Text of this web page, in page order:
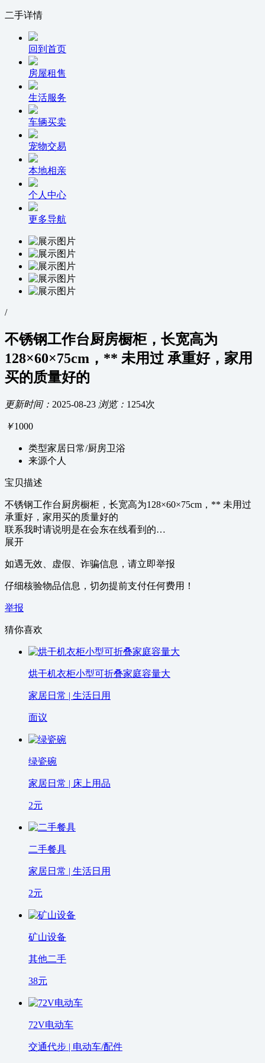
二手详情
回到首页
房屋租售
生活服务
车辆买卖
宠物交易
本地相亲
个人中心
更多导航
/
不锈钢工作台厨房橱柜，长宽高为
128×60×75cm，** 未用过 承重好，家用
买的质量好的
更新时间： 2025-08-23 浏览： 1254次
￥1000
类型家居日常/厨房卫浴
来源个人
宝贝描述
不锈钢工作台厨房橱柜，长宽高为128×60×75cm，** 未用过
承重好，家用买的质量好的
联系我时请说明是在会东在线看到的…
展开
如遇无效、虚假、诈骗信息，请立即举报
仔细核验物品信息，切勿提前支付任何费用！
举报
猜你喜欢
烘干机衣柜小型可折叠家庭容量大
家居日常 | 生活日用
面议
绿瓷碗
家居日常 | 床上用品
2元
二手餐具
家居日常 | 生活日用
2元
矿山设备
其他二手
38元
72V电动车
交通代步 | 电动车/配件